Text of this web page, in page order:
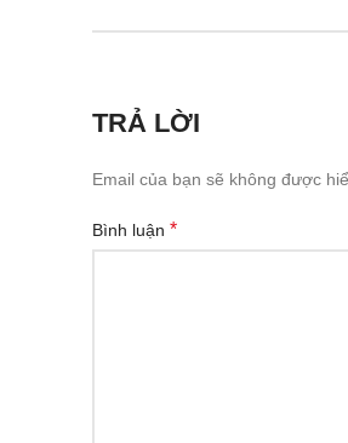
TRẢ LỜI
Email của bạn sẽ không được
Bình luận *